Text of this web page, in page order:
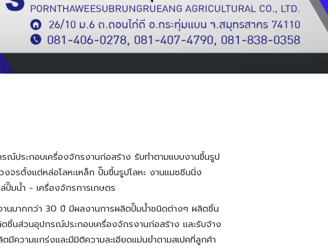
ณ์ประกอบเครื่องจักรงานก่อสร้าง รับทำตามแบบงานขึ้นรูป
จรตั้งแต่หล่อโลหะเหล็ก ปั๊มขึ้นรูปโลหะ งานแมชชีนนิ่ง
ปั๊มน้ำ - เครื่องจักรการเกษตร
นมากกว่า 30 ปี มีผลงานการผลิตปั๊มน้ำชนิดต่างๆ ผลิตชิ้น
ชิ้นส่วนอุปกรณ์ประกอบเครื่องจักรงานก่อสร้าง และรับจ้าง
ความแกร่งและมีมิติความละเอียดแม่นยำตามสเปคที่ลูกค้า